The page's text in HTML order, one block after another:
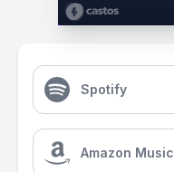
Spotify
Amazon Music